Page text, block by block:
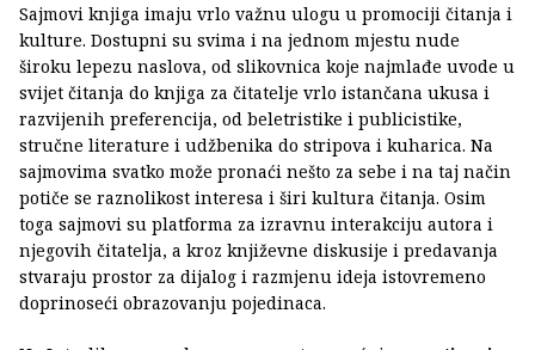
Sajmovi knjiga imaju vrlo važnu ulogu u promociji čitanja i
kulture. Dostupni su svima i na jednom mjestu nude
široku lepezu naslova, od slikovnica koje najmlađe uvode u
svijet čitanja do knjiga za čitatelje vrlo istančana ukusa i
razvijenih preferencija, od beletristike i publicistike,
stručne literature i udžbenika do stripova i kuharica. Na
sajmovima svatko može pronaći nešto za sebe i na taj način
potiče se raznolikost interesa i širi kultura čitanja. Osim
toga sajmovi su platforma za izravnu interakciju autora i
njegovih čitatelja, a kroz književne diskusije i predavanja
stvaraju prostor za dijalog i razmjenu ideja istovremeno
doprinoseći obrazovanju pojedinaca.